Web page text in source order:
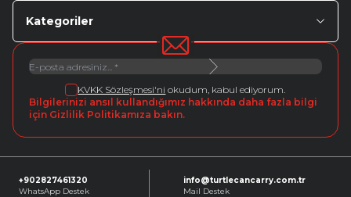
Kategoriler
KVKK Sözleşmesi'ni okudum, kabul ediyorum.
Bilgilerinizi ansıl kullandığımız hakkında daha fazla bilgi
için Gizlilik Politikamıza bakın.
+902827461320
WhatsApp Destek
info@turtlecancarry.com.tr
Mail Destek